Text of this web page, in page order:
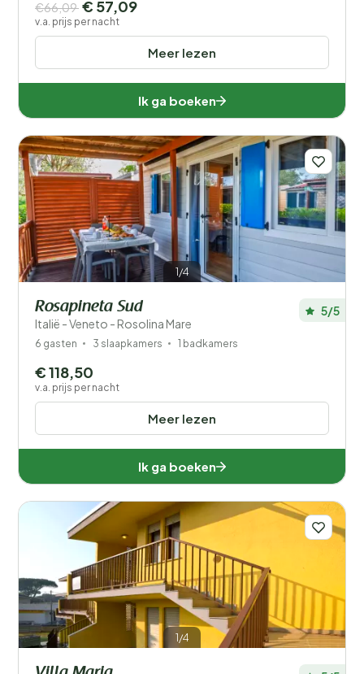
Meer lezen
€66,09 € 57,09
v.a. prijs per nacht
Ik ga boeken
1/4
Rosapineta Sud
Italië - Veneto - Rosolina Mare
5/5
6 gasten 3 slaapkamers 1 badkamers
Meer lezen
€ 118,50
v.a. prijs per nacht
Ik ga boeken
1/4